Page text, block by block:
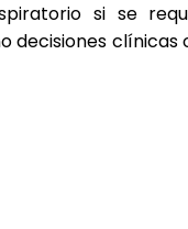
si se
decisiones